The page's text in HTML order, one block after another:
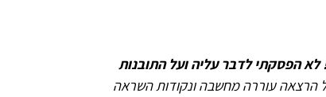
הפסקתי לדבר עליה ועל התובנות
הרצאה עוררה מחשבה ונקודות השראה